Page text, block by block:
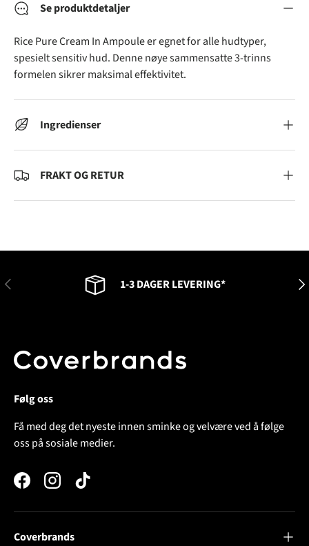
Se produktdetaljer
Rice Pure Cream In Ampoule er egnet for alle hudtyper,
spesielt sensitiv hud. Denne nøye sammensatte 3-trinns
formelen sikrer maksimal effektivitet.
Ingredienser
FRAKT OG RETUR
FORRIGE 1-3 DAGER LEVERING*
Følg oss
Få med deg det nyeste innen sminke og velvære ved å følge
oss på sosiale medier.
FacebookInstagramTikTok
Coverbrands